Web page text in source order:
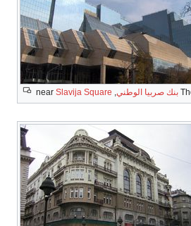
بنك صربيا الوطني, near
Slavija Square